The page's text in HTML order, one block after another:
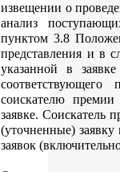
извещении о
анализ
пунктом 3.8
представления и в
указанной в
соответствующего
соискателю
заявке. Соискатель
(уточненные)
заявок